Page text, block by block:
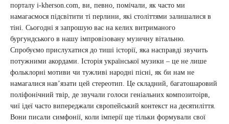
порталу i-kherson.com, ви, певно, помічали, як часто ми
намагаємося підсвітити ті перлини, які століттями залишалися в
тіні. Сьогодні я запрошую вас на келих витриманого
бургундського в нашу імпровізовану музичну вітальню.
Спробуємо прислухатися до тиші історії, яка насправді звучить
потужними акордами. Історія української музики – це не лише
фольклорні мотиви чи тужливі народні пісні, як би нам не
намагалися нав’язати цей стереотип. Це складний, багатошаровий
поліфонічний твір, де звучали голоси геніальних композитоірв,
чиї ідеї часто випереджали європейський контекст на десятиліття.
Вони писали симфонії, коли імперії ще тільки формували свої